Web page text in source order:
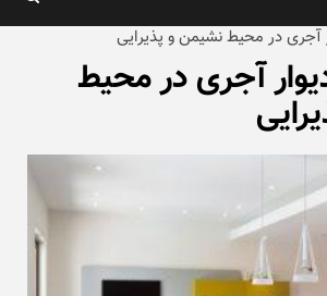
آجری در محیط نشیمن و پذیرایی
آجری در محیط